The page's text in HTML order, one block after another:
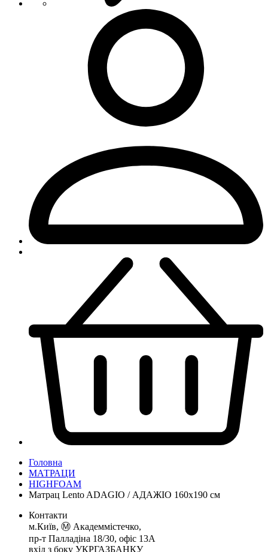
Головна
МАТРАЦИ
HIGHFOAM
Матрац Lento ADAGIO / АДАЖІО 160x190 см
Контакти
м.Київ, Ⓜ️ Академмістечко,
пр-т Палладіна 18/30, офіс 13А
вхід з боку УКРГАЗБАНКУ